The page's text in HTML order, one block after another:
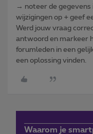
→ noteer de
wijzigingen op + geef
Werd jouw vraag
antwoord en markeer
forumleden in een
een oplossing vinden.
Waarom je